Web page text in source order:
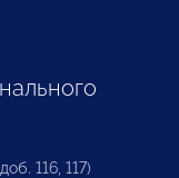
116, 117)